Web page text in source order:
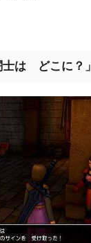
士は どこに？」